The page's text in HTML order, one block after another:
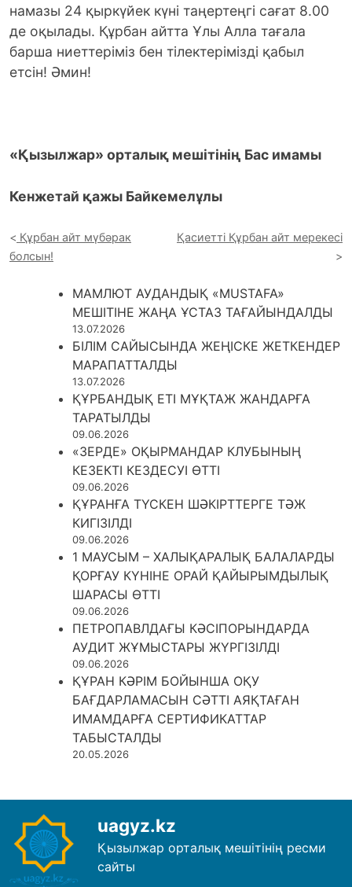
намазы 24 қыркүйек күні таңертеңгі сағат 8.00
де оқылады. Құрбан айтта Ұлы Алла тағала
барша ниеттеріміз бен тілектерімізді қабыл
етсін! Әмин!
«Қызылжар» орталық мешітінің Бас имамы
Кенжетай қажы Байкемелұлы
Құрбан айт мүбәрак
болсын!
Қасиетті Құрбан айт мерекесі
МАМЛЮТ АУДАНДЫҚ «MUSTAFA»
МЕШІТІНЕ ЖАҢА ҰСТАЗ ТАҒАЙЫНДАЛДЫ
13.07.2026
БІЛІМ САЙЫСЫНДА ЖЕҢІСКЕ ЖЕТКЕНДЕР
МАРАПАТТАЛДЫ
13.07.2026
ҚҰРБАНДЫҚ ЕТІ МҰҚТАЖ ЖАНДАРҒА
ТАРАТЫЛДЫ
09.06.2026
«ЗЕРДЕ» ОҚЫРМАНДАР КЛУБЫНЫҢ
КЕЗЕКТІ КЕЗДЕСУІ ӨТТІ
09.06.2026
ҚҰРАНҒА ТҮСКЕН ШӘКІРТТЕРГЕ ТӘЖ
КИГІЗІЛДІ
09.06.2026
1 МАУСЫМ – ХАЛЫҚАРАЛЫҚ БАЛАЛАРДЫ
ҚОРҒАУ КҮНІНЕ ОРАЙ ҚАЙЫРЫМДЫЛЫҚ
ШАРАСЫ ӨТТІ
09.06.2026
ПЕТРОПАВЛДАҒЫ КӘСІПОРЫНДАРДА
АУДИТ ЖҰМЫСТАРЫ ЖҮРГІЗІЛДІ
09.06.2026
ҚҰРАН КӘРІМ БОЙЫНША ОҚУ
БАҒДАРЛАМАСЫН СӘТТІ АЯҚТАҒАН
ИМАМДАРҒА СЕРТИФИКАТТАР
ТАБЫСТАЛДЫ
20.05.2026
uagyz.kz
Қызылжар орталық мешітінің ресми
сайты